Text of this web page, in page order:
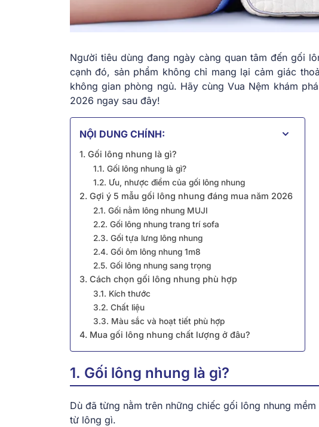
Người tiêu dùng đang ngày càng quan tâm đến gối
cạnh đó, sản phẩm không chỉ mang lại cảm giác
không gian phòng ngủ. Hãy cùng Vua Nệm khám
2026 ngay sau đây!
NỘI DUNG CHÍNH:
1. Gối lông nhung là gì?
1.1. Gối lông nhung là gì?
1.2. Ưu, nhược điểm của gối lông nhung
2. Gợi ý 5 mẫu gối lông nhung đáng mua năm 2026
2.1. Gối nằm lông nhung MUJI
2.2. Gối lông nhung trang trí sofa
2.3. Gối tựa lưng lông nhung
2.4. Gối ôm lông nhung 1m8
2.5. Gối lông nhung sang trọng
3. Cách chọn gối lông nhung phù hợp
3.1. Kích thước
3.2. Chất liệu
3.3. Màu sắc và hoạt tiết phù hợp
4. Mua gối lông nhung chất lượng ở đâu?
1. Gối lông nhung là gì?
Dù đã từng nằm trên những chiếc gối lông nhung
từ lông gì.